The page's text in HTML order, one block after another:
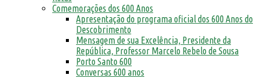
Comemorações dos 600 Anos
Apresentação do programa oficial dos 600 Anos do
Descobrimento
Mensagem de sua Excelência, Presidente da
República, Professor Marcelo Rebelo de Sousa
Porto Santo 600
Conversas 600 anos